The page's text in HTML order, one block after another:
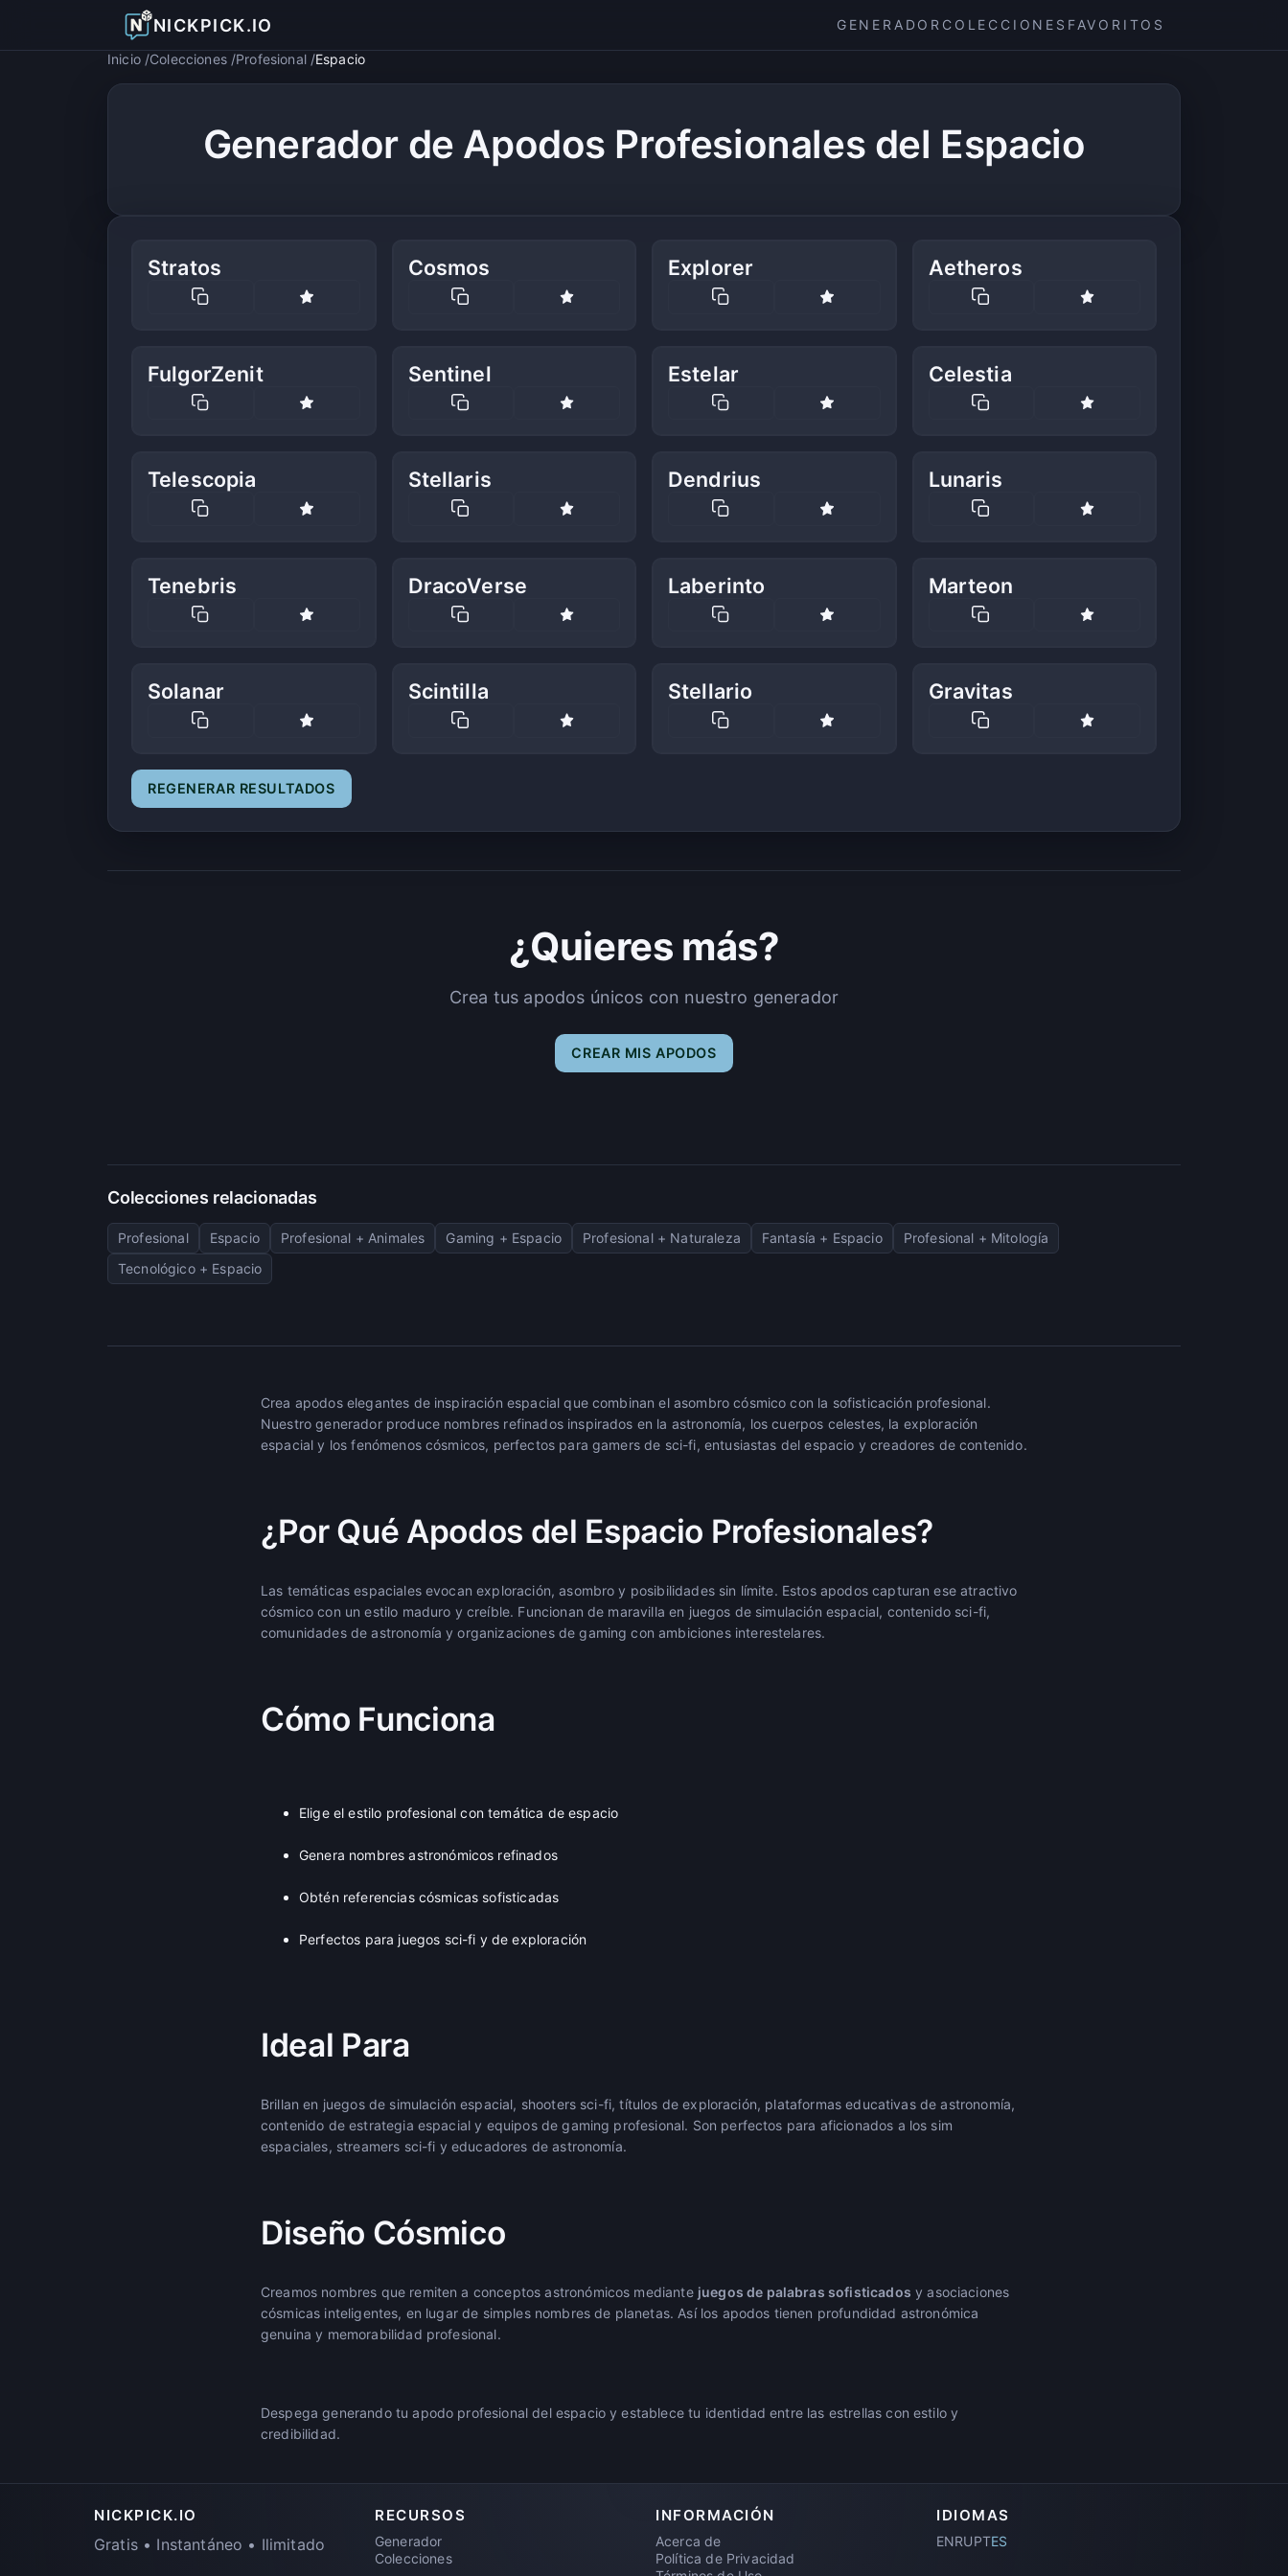
NICKPICK.IO GENERADOR COLECCIONES FAVORITOS
Inicio Colecciones Profesional Espacio
Generador de Apodos Profesionales del Espacio
Stratos Cosmos Explorer Aetheros
FulgorZenit Sentinel Estelar Celestia
Telescopia Stellaris Dendrius Lunaris
Tenebris DracoVerse Laberinto Marteon
Solanar Scintilla Stellario Gravitas
REGENERAR RESULTADOS
¿Quieres más?
Crea tus apodos únicos con nuestro generador
CREAR MIS APODOS
Colecciones relacionadas
Profesional Espacio Profesional + Animales Gaming + Espacio Profesional + Naturaleza Fantasía + Espacio
Profesional + Mitología
Tecnológico + Espacio
Crea apodos elegantes de inspiración espacial que combinan el asombro cósmico con la sofisticación profesional.
Nuestro generador produce nombres refinados inspirados en la astronomía, los cuerpos celestes, la exploración
espacial y los fenómenos cósmicos, perfectos para gamers de sci-fi, entusiastas del espacio y creadores de contenido.
¿Por Qué Apodos del Espacio Profesionales?
Las temáticas espaciales evocan exploración, asombro y posibilidades sin límite. Estos apodos capturan ese atractivo
cósmico con un estilo maduro y creíble. Funcionan de maravilla en juegos de simulación espacial, contenido sci-fi,
comunidades de astronomía y organizaciones de gaming con ambiciones interestelares.
Cómo Funciona
Elige el estilo profesional con temática de espacio
Genera nombres astronómicos refinados
Obtén referencias cósmicas sofisticadas
Perfectos para juegos sci-fi y de exploración
Ideal Para
Brillan en juegos de simulación espacial, shooters sci-fi, títulos de exploración, plataformas educativas de astronomía,
contenido de estrategia espacial y equipos de gaming profesional. Son perfectos para aficionados a los sim
espaciales, streamers sci-fi y educadores de astronomía.
Diseño Cósmico
Creamos nombres que remiten a conceptos astronómicos mediante juegos de palabras sofisticados y asociaciones
cósmicas inteligentes, en lugar de simples nombres de planetas. Así los apodos tienen profundidad astronómica
genuina y memorabilidad profesional.
Despega generando tu apodo profesional del espacio y establece tu identidad entre las estrellas con estilo y
credibilidad.
NICKPICK.IO
Gratis • Instantáneo • Ilimitado
RECURSOS
Generador
Colecciones
INFORMACIÓN
Acerca de
Política de Privacidad
IDIOMAS
ENRUPTES